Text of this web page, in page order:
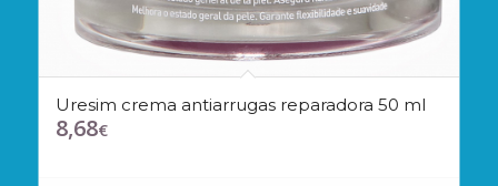
Uresim crema antiarrugas reparadora 50 ml
8,68€